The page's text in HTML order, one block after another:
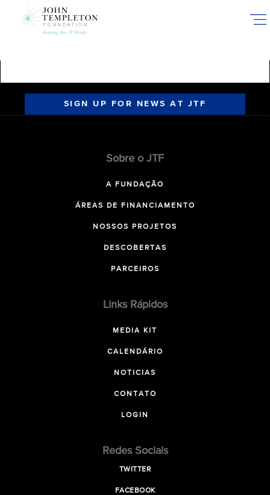
SIGN UP FOR NEWS AT JTF
Sobre o JTF
A FUNDAÇÃO
ÁREAS DE FINANCIAMENTO
NOSSOS PROJETOS
DESCOBERTAS
PARCEIROS
Links Rápidos
MEDIA KIT
CALENDÁRIO
NOTICIAS
CONTATO
LOGIN
Redes Sociais
TWITTER
FACEBOOK